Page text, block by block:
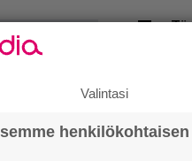
3
–
Valintasi
henkilökohtaisen